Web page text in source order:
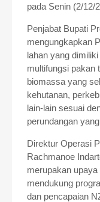
pada Senin (2/12/
Penjabat Bupati
mengungkapkan
lahan yang
multifungsi pakan
biomassa yang
kehutanan,
lain-lain sesuai
perundangan
Direktur Operasi
Rachmanoe
merupakan
mendukung
dan pencapaian